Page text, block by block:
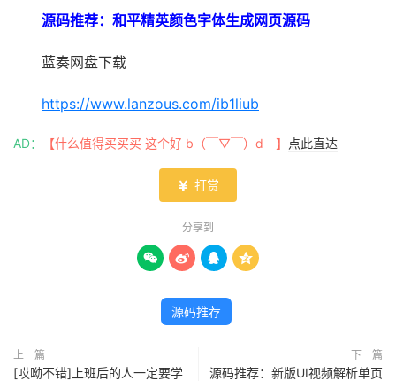
源码推荐：和平精英颜色字体生成网页源码
蓝奏网盘下载
https://www.lanzous.com/ib1liub
AD： 【什么值得买买买 这个好 b（￣▽￣）d 】 点此直达
 打赏
分享到
   
源码推荐
上一篇
[哎呦不错]上班后的人一定要学
下一篇
源码推荐：新版UI视频解析单页